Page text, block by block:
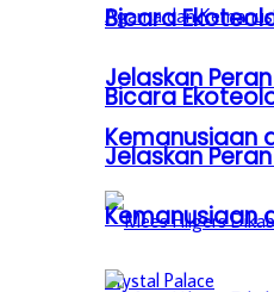
Bicara
Jelaskan
Kemanusiaan
Bicara
Jelaskan
Kemanusiaan